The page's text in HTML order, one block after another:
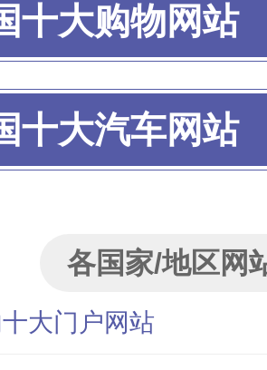
十大购物网站
十大汽车网站
各国家/地区网
大门户网站